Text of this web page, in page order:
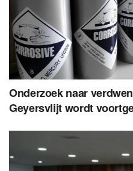
Onderzoek naar
Geyersvlijt wordt